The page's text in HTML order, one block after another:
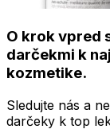
O krok vpred
darčekmi k
kozmetike.
Sledujte nás a
darčeky k top